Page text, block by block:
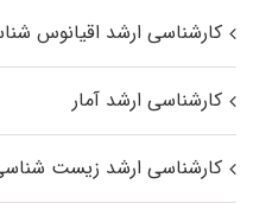
کارشناسی ارشد اقیانوس‌
کارشناسی ارشد آمار
کارشناسی ارشد زیست